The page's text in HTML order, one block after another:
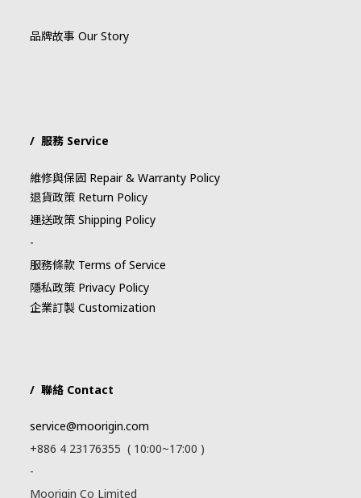
品牌故事 Our Story
/ 服務 Service
維修與保固 Repair & Warranty Policy
退貨政策 Return Policy
運送政策 Shipping Policy
-
服務條款 Terms of Service
隱私政策 Privacy Policy
企業訂製 Customization
/ 聯絡 Contact
service@moorigin.com
+886 4 23176355 ( 10:00~17:00 )
-
Moorigin Co Limited